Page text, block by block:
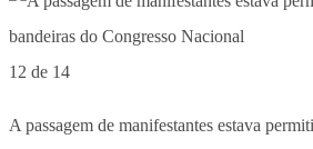
12 de 14
A passagem de manifestantes estava